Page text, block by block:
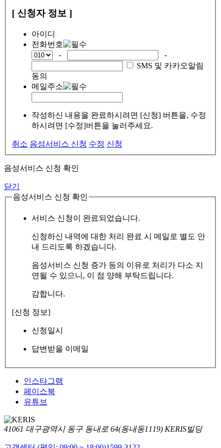
[ 신청자 정보 ]
아이디
전화번호
-
-
SMS 및 카카오알림
동의
메일주소
작성하신 내용을 완료하시려면 [신청] 버튼을, 수정
하시려면 [수정]버튼을 눌러주세요.
취소 음성서비스 신청 수정 신청
음성서비스 신청 확인
닫기
음성서비스 신청 확인
서비스 신청이 완료되었습니다.
신청하신 내역에 대한 처리 완료 시 메일로 별도 안
내 드리도록 하겠습니다.
음성서비스 신청 증가 등의 이유로 처리가 다소 지
연될 수 있으니, 이 점 양해 부탁드립니다.
감합니다.
[신청 정보]
신청일시
답변받을 이메일
인스타그램
페이스북
유튜브
41061 대구광역시 동구 동내로 64(동내동1119) KERIS빌딩